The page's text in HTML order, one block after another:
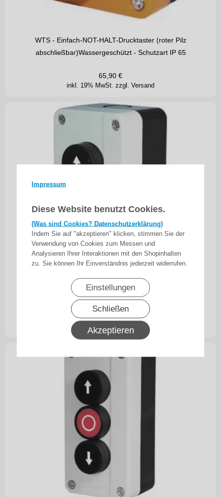
Impressum
Diese Website benutzt Cookies.
(Was sind Cookies? Datenschutzerklärung)
Indem Sie auf "akzeptieren" klicken, stimmen Sie der
Verwendung von Cookies zum Messen und
Analysieren Ihrer Interaktionen mit den Shopinhalten
zu. Sie können Ihr Einverständnis jederzeit widerrufen.
Einstellungen
Schließen
Akzeptieren
WTS - Einfach-NOT-HALT-Drucktaster (roter Pilz
abschließbar)Wassergeschützt - Schutzart IP 65
inkl. 19% MwSt. zzgl. Versand
65,90 €
WTS - Zweifach-Drucktaster AUF /
AB Wassergeschützt - Schutzart IP 65
inkl. 19% MwSt.zzgl. Versand
27,90€